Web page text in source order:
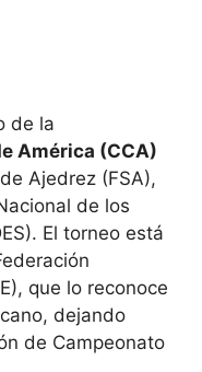
de la
América (CCA)
Ajedrez (FSA),
de los
El torneo está
que lo reconoce
dejando
de Campeonato